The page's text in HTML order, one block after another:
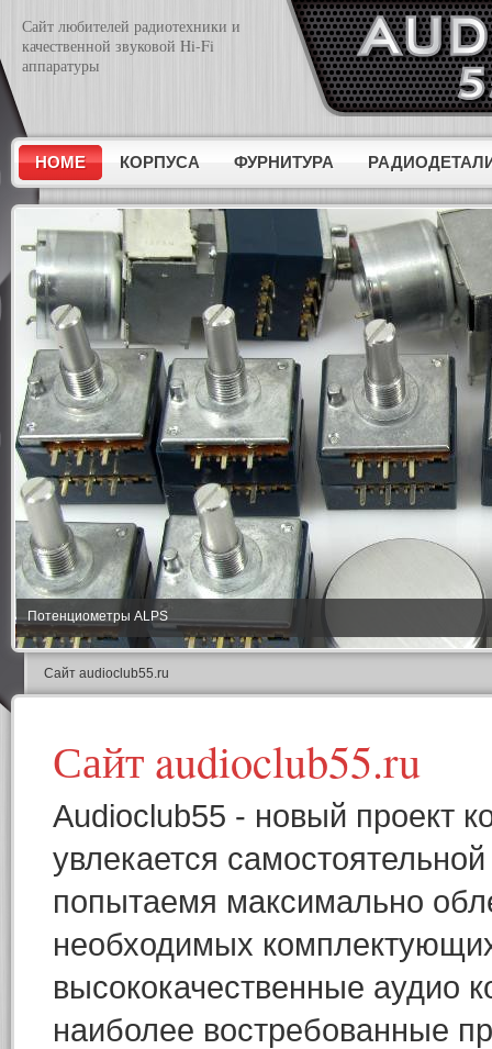
Сайт любителей радиотехники и
качественной звуковой Hi-Fi
аппаратуры
HOME КОРПУСА ФУРНИТУРА
Потенциометры ALPS
Сайт audioclub55.ru
Сайт audioclub55.ru
Audioclub55 - новый проект
увлекается
попытаемя максимально
необходимых
высококачественные аудио
наиболее востребованные